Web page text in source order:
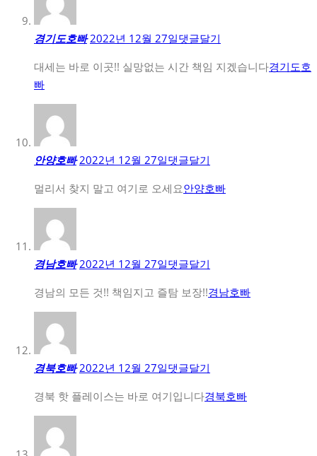
경기도호빠 2022년 12월 27일댓글달기
대세는 바로 이곳!! 실망없는 시간 책임 지겠습니다경기도호
빠
안양호빠 2022년 12월 27일댓글달기
멀리서 찾지 말고 여기로 오세요안양호빠
경남호빠 2022년 12월 27일댓글달기
경남의 모든 것!! 책임지고 즐탐 보장!!경남호빠
경북호빠 2022년 12월 27일댓글달기
경북 핫 플레이스는 바로 여기입니다경북호빠